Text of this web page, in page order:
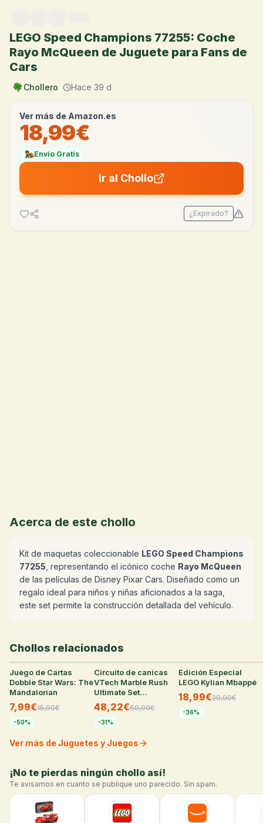
LEGO Speed Champions 77255: Coche
Rayo McQueen de Juguete para Fans de
Cars
Chollero Hace 39 d
Ver más de Amazon.es
18,99€
Envío Gratis
Ir al Chollo
¿Expirado?
Acerca de este chollo
Kit de maquetas coleccionable LEGO Speed Champions
77255 , representando el icónico coche Rayo McQueen
de las películas de Disney Pixar Cars. Diseñado como un
regalo ideal para niños y niñas aficionados a la saga,
este set permite la construcción detallada del vehículo.
Chollos relacionados
Juego de Cartas
Dobble Star Wars: The
Mandalorian
7,99€15,90€
-50%
27
Circuito de canicas
VTech Marble Rush
Ultimate Set
Electronic XL100E
48,22€69,90€
-31%
Edición Especial
LEGO Kylian Mbappé
18,99€29,90€
-36%
Ver más de Juguetes y Juegos
¡No te pierdas ningún chollo así!
Te avisamos en cuanto se publique uno parecido. Sin spam.